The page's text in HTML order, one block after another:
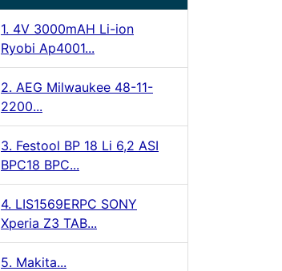
1. 4V 3000mAH Li-ion
Ryobi Ap4001...
2. AEG Milwaukee 48-11-
2200...
3. Festool BP 18 Li 6,2 ASI
BPC18 BPC...
4. LIS1569ERPC SONY
Xperia Z3 TAB...
5. Makita...